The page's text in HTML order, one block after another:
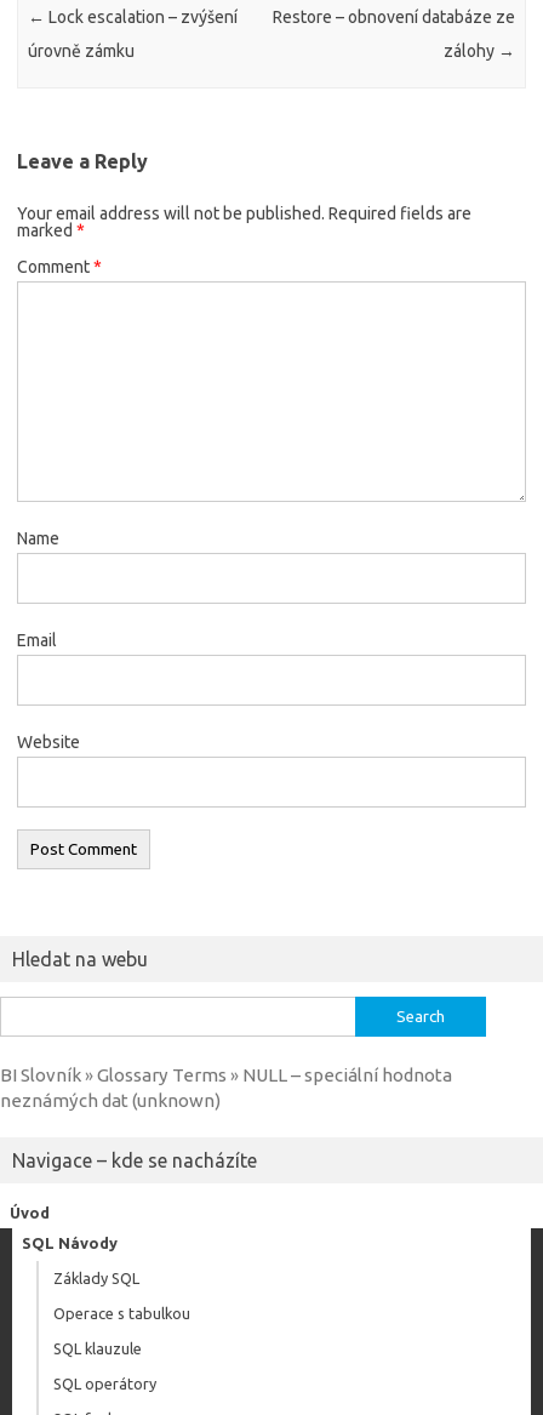
← Lock escalation – zvýšení
úrovně zámku
Restore – obnovení databáze ze
zálohy →
Leave a Reply
Your email address will not be published. Required fields are
marked *
Comment*
Name
Email
Website
Hledat na webu
for:
BI Slovník»Glossary Terms » NULL – speciální hodnota
neznámých dat (unknown)
Navigace – kde se nacházíte
Úvod
SQL Návody
Základy SQL
Operace s tabulkou
SQL klauzule
SQL operátory